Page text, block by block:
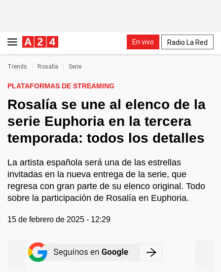
En vivo Radio La Red
Trends Rosalía Serie
PLATAFORMAS DE STREAMING
Rosalía se une al elenco de la
serie Euphoria en la tercera
temporada: todos los detalles
La artista española será una de las estrellas
invitadas en la nueva entrega de la serie, que
regresa con gran parte de su elenco original. Todo
sobre la participación de Rosalía en Euphoria.
15 de febrero de 2025 - 12:29